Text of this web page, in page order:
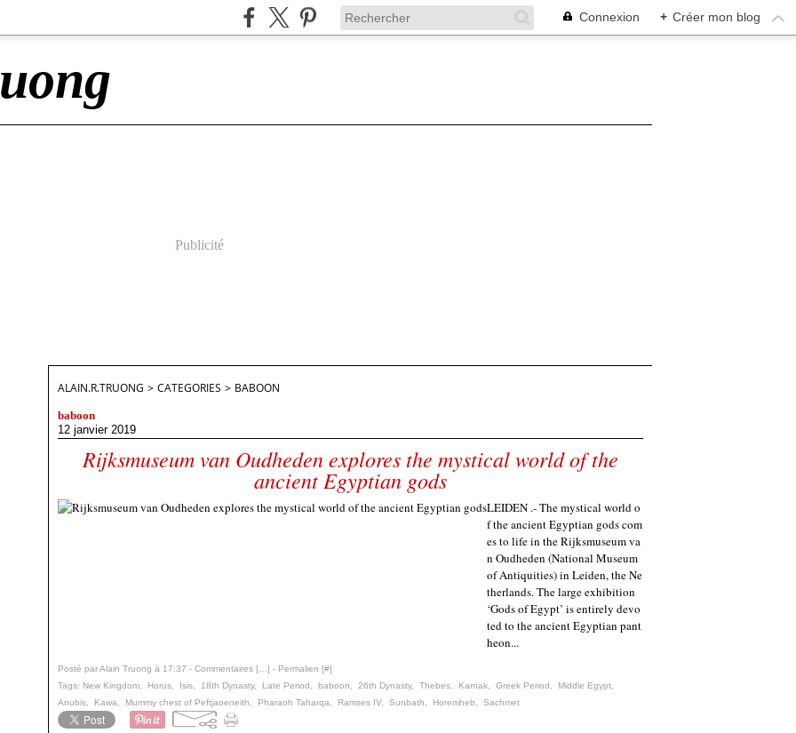
Connexion + Créer mon blog
Publicité
ALAIN.R.TRUONG > CATEGORIES > BABOON
baboon
12 janvier 2019
Rijksmuseum van Oudheden explores the mystical world of the
ancient Egyptian gods
LEIDEN .- The mystical world o
f the ancient Egyptian gods com
es to life in the Rijksmuseum va
n Oudheden (National Museum
of Antiquities) in Leiden, the Ne
therlands. The large exhibition
‘Gods of Egypt’ is entirely devo
ted to the ancient Egyptian pant
heon...
Posté par Alain Truong à 17:37 - Commentaires [ ] - Permalien [#]
Tags: New Kingdom Horus Isis 18th Dynasty, Late Period baboon 26th Dynasty, Thebes Karnak Greek Period Middle Egypt
Anubis
Kawa Mummy chest of Peftjaoeneith Pharaoh Taharqa Ramses IV, Sunbath Horemheb Sachmet